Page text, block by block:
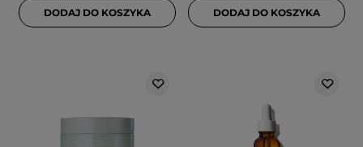
DODAJ DO KOSZYKA DODAJ DO KOSZYKA